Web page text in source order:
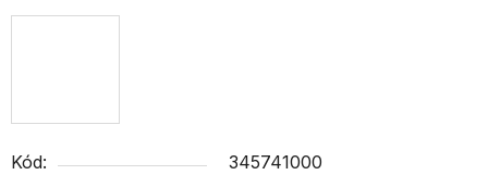
Kód:
345741000